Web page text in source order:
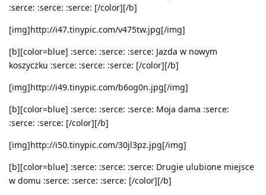
:serce: :serce: :serce: [/color][/b]
[img]http://i47.tinypic.com/v475tw.jpg[/img]
[b][color=blue] :serce: :serce: :serce: Jazda w nowym
koszyczku :serce: :serce: :serce: [/color][/b]
[img]http://i49.tinypic.com/b6og0n.jpg[/img]
[b][color=blue] :serce: :serce: :serce: Moja dama :serce:
:serce: :serce: [/color][/b]
[img]http://i50.tinypic.com/30jl3pz.jpg[/img]
[b][color=blue] :serce: :serce: :serce: Drugie ulubione miejsce
w domu :serce: :serce: :serce: [/color][/b]